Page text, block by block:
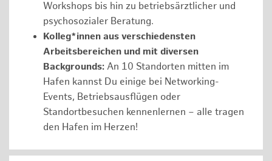
Workshops bis hin zu betriebsärztlicher und
psychosozialer Beratung.
Kolleg*innen aus verschiedensten
Arbeitsbereichen und mit diversen
Backgrounds: An 10 Standorten mitten im
Hafen kannst Du einige bei Networking-
Events, Betriebsausflügen oder
Standortbesuchen kennenlernen – alle tragen
den Hafen im Herzen!